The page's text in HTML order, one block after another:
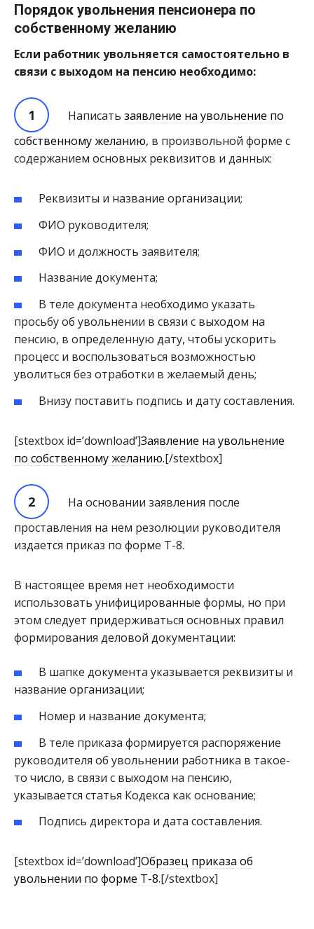
Порядок увольнения пенсионера по
собственному желанию
Если работник увольняется самостоятельно в
связи с выходом на пенсию необходимо:
Написать заявление на увольнение по
собственному желанию, в произвольной форме с
содержанием основных реквизитов и данных:
Реквизиты и название организации;
ФИО руководителя;
ФИО и должность заявителя;
Название документа;
В теле документа необходимо указать
просьбу об увольнении в связи с выходом на
пенсию, в определенную дату, чтобы ускорить
процесс и воспользоваться возможностью
уволиться без отработки в желаемый день;
Внизу поставить подпись и дату составления.
[stextbox id=’download’]Заявление на увольнение
по собственному желанию.[/stextbox]
На основании заявления после
проставления на нем резолюции руководителя
издается приказ по форме Т-8.
В настоящее время нет необходимости
использовать унифицированные формы, но при
этом следует придерживаться основных правил
формирования деловой документации:
В шапке документа указывается реквизиты и
название организации;
Номер и название документа;
В теле приказа формируется распоряжение
руководителя об увольнении работника в такое-
то число, в связи с выходом на пенсию,
указывается статья Кодекса как основание;
Подпись директора и дата составления.
[stextbox id=’download’]Образец приказа об
увольнении по форме Т-8.[/stextbox]